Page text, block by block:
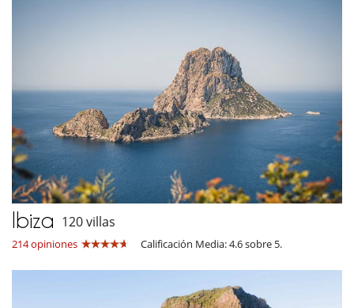
Ibiza 120 villas
214 opiniones Calificación Media: 4.6 sobre 5.